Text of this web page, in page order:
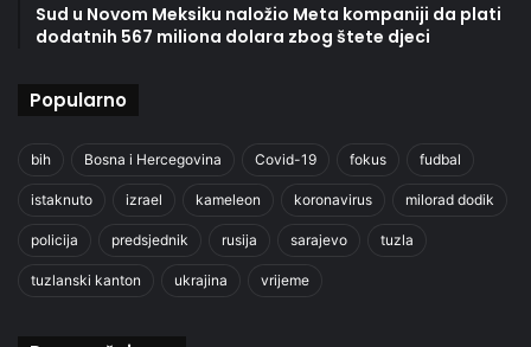
Sud u Novom Meksiku naložio Meta kompaniji da plati
dodatnih 567 miliona dolara zbog štete djeci
Popularno
bih Bosna i Hercegovina Covid-19 fokus fudbal
istaknuto izrael kameleon koronavirus milorad dodik
policija predsjednik rusija sarajevo tuzla
tuzlanski kanton ukrajina vrijeme